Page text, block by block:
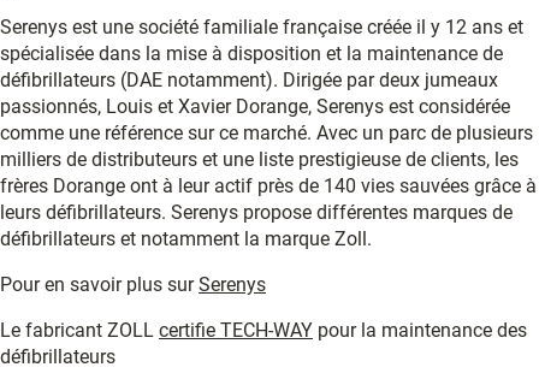
Serenys est une société familiale française créée il y 12 ans et
spécialisée dans la mise à disposition et la maintenance de
défibrillateurs (DAE notamment). Dirigée par deux jumeaux
passionnés, Louis et Xavier Dorange, Serenys est considérée
comme une référence sur ce marché. Avec un parc de plusieurs
milliers de distributeurs et une liste prestigieuse de clients, les
frères Dorange ont à leur actif près de 140 vies sauvées grâce à
leurs défibrillateurs. Serenys propose différentes marques de
défibrillateurs et notamment la marque Zoll.
Pour en savoir plus surSerenys
Le fabricant ZOLL certifie TECH-WAY pour la maintenance des
défibrillateurs